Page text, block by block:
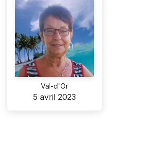
Val-d'Or
5 avril 2023